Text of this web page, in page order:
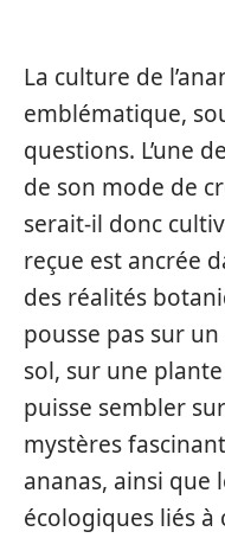
La culture de
emblématique,
questions. L’une
de son mode de
serait-il donc
reçue est ancrée
des réalités
pousse pas sur
sol, sur une
puisse sembler
mystères
ananas, ainsi que
écologiques liés à